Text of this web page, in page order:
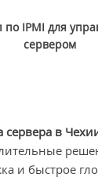
по IPMI для
сервером
сервера в
и быстрое